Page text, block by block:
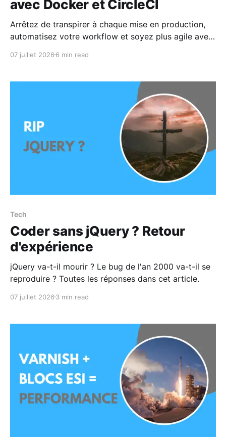
avec Docker et CircleCI
Arrêtez de transpirer à chaque mise en production,
automatisez votre workflow et soyez plus agile avec
07 juillet 2026 6 min read
Tech
Coder sans jQuery ? Retour
d'expérience
jQuery va-t-il mourir ? Le bug de l'an 2000 va-t-il se
reproduire ? Toutes les réponses dans cet article.
07 juillet 2026 3 min read